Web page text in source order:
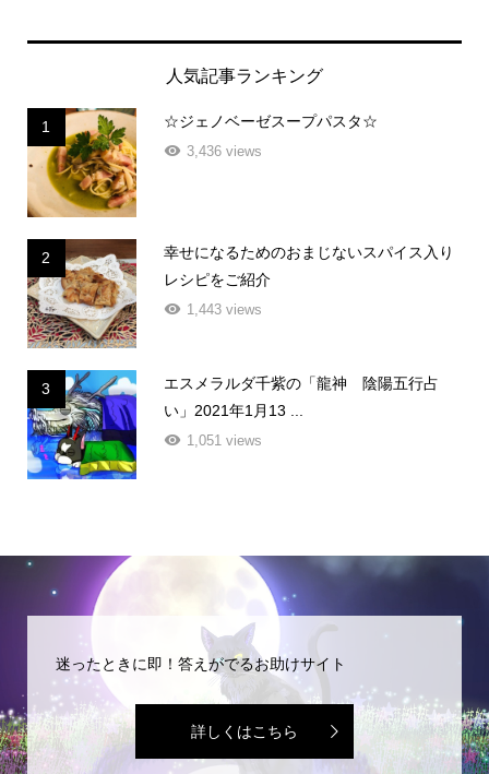
人気記事ランキング
1 ☆ジェノベーゼスープパスタ☆
3,436 views
2
幸せになるためのおまじないスパイス入り
レシピをご紹介
1,443 views
3
エスメラルダ千紫の「龍神 陰陽五行占
い」2021年1月13 ...
1,051 views
迷ったときに即！答えがでるお助けサイト
詳しくはこちら